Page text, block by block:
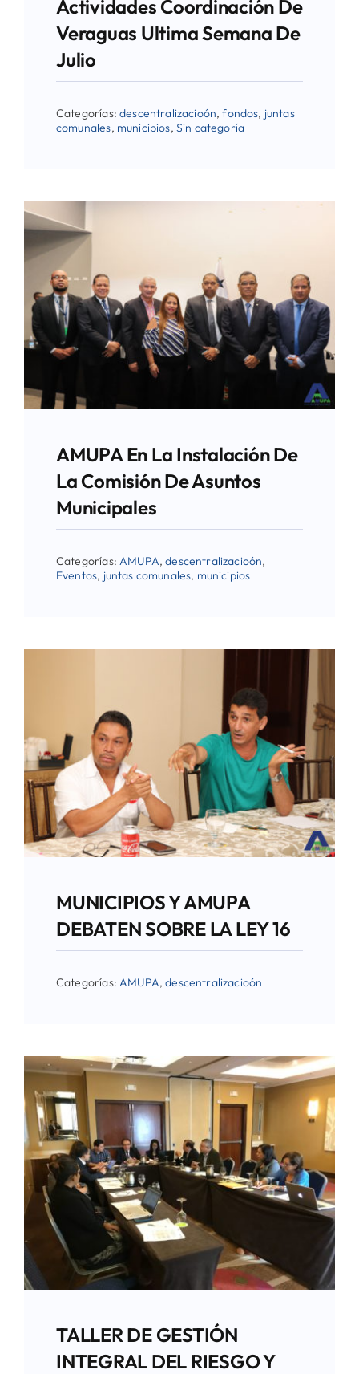
Actividades Coordinación De
Veraguas Ultima Semana De
Julio
Categorías:descentralizacioón,fondos, juntas
comunales, municipios, Sin categoría
AMUPA En La Instalación De
La Comisión De Asuntos
Municipales
Categorías: AMUPA,descentralizacioón,
Eventos, juntas comunales, municipios
MUNICIPIOS Y AMUPA
DEBATEN SOBRE LA LEY 16
Categorías: AMUPA,descentralizacioón
TALLER DE GESTIÓN
INTEGRAL DEL RIESGO Y